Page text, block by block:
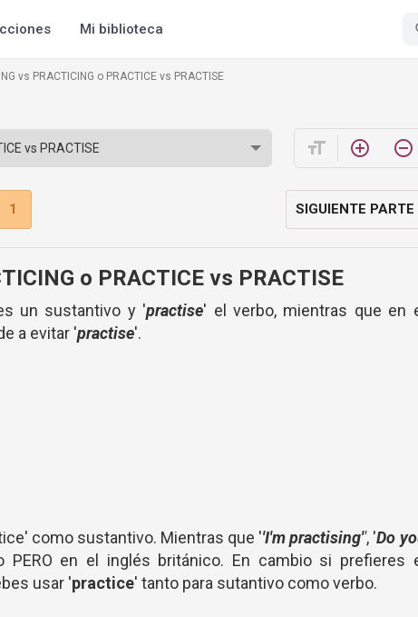
Mi biblioteca
vs PRACTICING o PRACTICE vs PRACTISE
format_size add_circle_outline remove_circle_outline
1 SIGUIENTE PARTE
o PRACTICE vs PRACTISE
un sustantivo y 'practise' el verbo, mientras que en
a evitar 'practise'.
como sustantivo. Mientras que ''I'm practising'', 'Do
PERO en el inglés británico. En cambio si prefieres
usar 'practice' tanto para sutantivo como verbo.